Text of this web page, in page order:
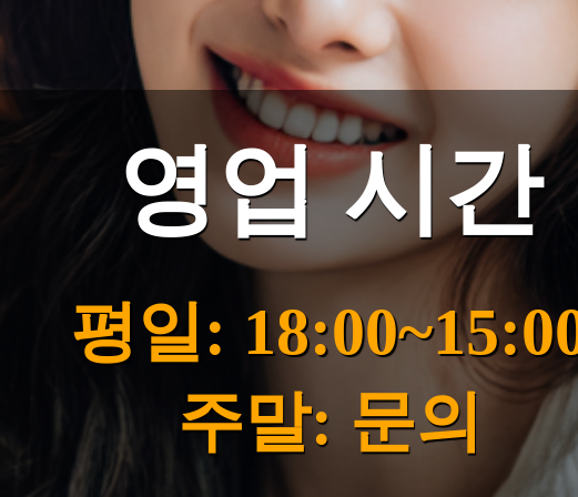
영업 시간
평일:
주말: 문의